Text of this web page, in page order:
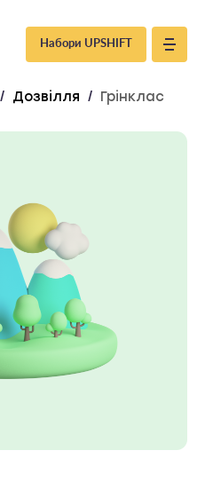
Набори UPSHIFT
/ Дозвілля / Грінклас